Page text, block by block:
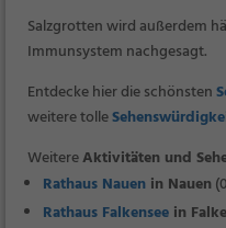
Salzgrotten wird außerdem
Immunsystem nachgesagt.
Entdecke hier die schönsten
weitere tolle
WeitereAktivitäten und
Rathaus Nauen in Nauen
Rathaus Falkensee in